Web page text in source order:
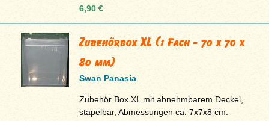
6,90 €
Zubehörbox XL (1 Fach - 70 x 70 x
80 mm)
Swan Panasia
Zubehör Box XL mit abnehmbarem Deckel,
stapelbar, Abmessungen ca. 7x7x8 cm.